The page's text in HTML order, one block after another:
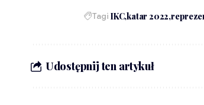
Tagi IKC katar 2022
Udostępnij ten artykuł